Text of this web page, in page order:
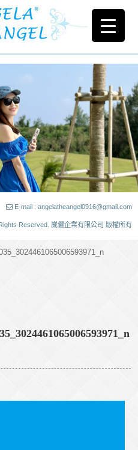
E-mail : angelatheangel0916@gmail.com
Reserved. 崴儷企業有限公司 版權所有